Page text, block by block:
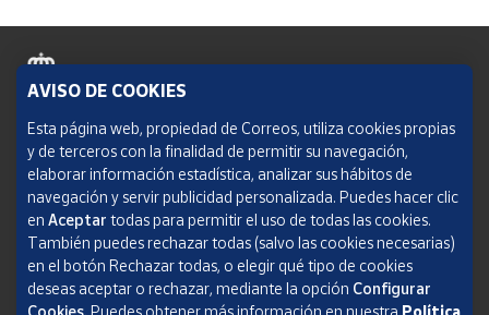
Política de cookies
Aviso legal
Condiciones del servicio
Política de Privacidad Web
Informe de transparencia
AVISO DE COOKIES
Esta página web, propiedad de Correos, utiliza cookies propias
y de terceros con la finalidad de permitir su navegación,
elaborar información estadística, analizar sus hábitos de
navegación y servir publicidad personalizada. Puedes hacer clic
en Aceptar todas para permitir el uso de todas las cookies.
También puedes rechazar todas (salvo las cookies necesarias)
en el botón Rechazar todas, o elegir qué tipo de cookies
deseas aceptar o rechazar, mediante la opción Configurar
Cookies. Puedes obtener más información en nuestra Política